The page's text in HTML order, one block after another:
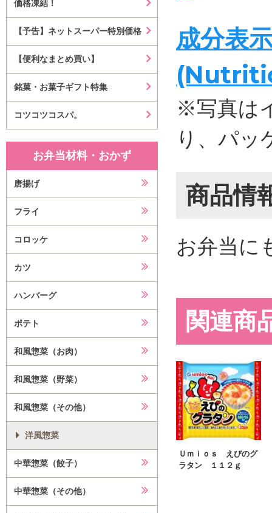
価格凍結！
【予告】ネットスーパー特別価格
【便利なまとめ買い】
銘菓・お菓子ギフト特集
コツコツコスパ。
お弁当材料・おかず
唐揚げ
フライ
コロッケ
カツ
ハンバーグ
ポテト
和風惣菜（お肉）
和風惣菜（野菜）
和風惣菜（その他）
洋風惣菜
中華惣菜（餃子）
中華惣菜（その他）
成分表
※写真は
り、パッ
商品情
お弁当に
関連商
Ｕｍｉｏｓ えびのグ
ラタン １１２ｇ